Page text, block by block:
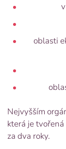
oblasti
Nejvyšším
která je tvořená
za dva roky.